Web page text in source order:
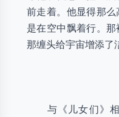
前走着。他显得那
是在空中飘着行。那
那缠头给宇宙增添了
与《儿女们》相